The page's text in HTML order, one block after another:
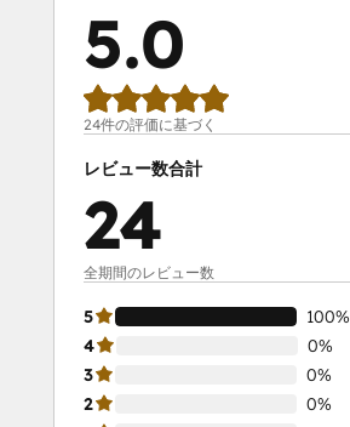
5.0
24件の評価に基づく
レビュー数合計
24
全期間のレビュー数
5
100%
4
0%
3
0%
2
0%